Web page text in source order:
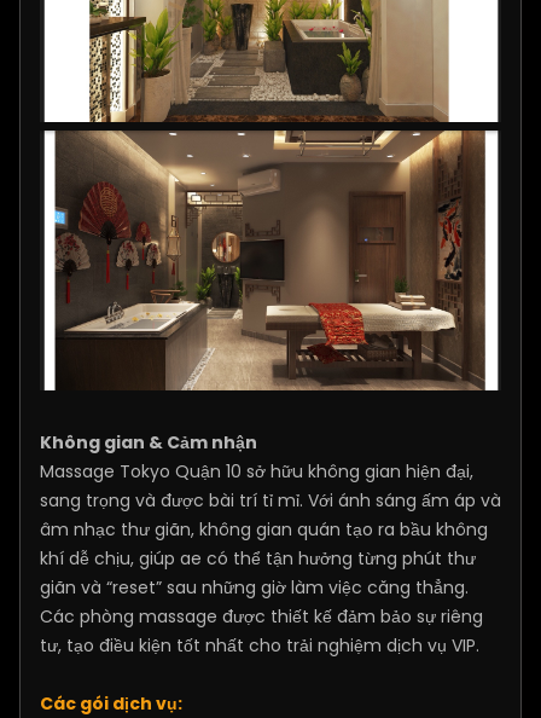
Không gian & Cảm nhận
Massage Tokyo Quận 10 sở hữu không gian hiện đại,
sang trọng và được bài trí tỉ mỉ. Với ánh sáng ấm áp và
âm nhạc thư giãn, không gian quán tạo ra bầu không
khí dễ chịu, giúp ae có thể tận hưởng từng phút thư
giãn và “reset” sau những giờ làm việc căng thẳng.
Các phòng massage được thiết kế đảm bảo sự riêng
tư, tạo điều kiện tốt nhất cho trải nghiệm dịch vụ VIP.
Các gói dịch vụ: